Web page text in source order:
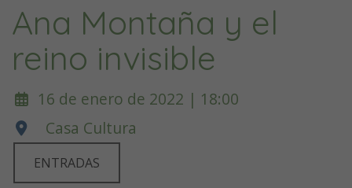
Ana Montaña y el
reino invisible
16 de enero de 2022 | 18:00
Casa Cultura
ENTRADAS